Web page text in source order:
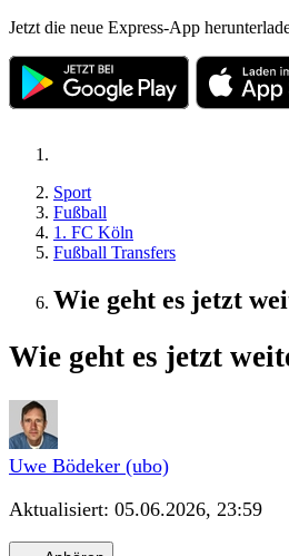
Jetzt die neue Express-App
Sport
Fußball
1. FC Köln
Fußball Transfers
Wie geht es jetzt
Wie geht es jetzt
Uwe Bödeker (ubo)
Aktualisiert: 05.06.2026, 23:59